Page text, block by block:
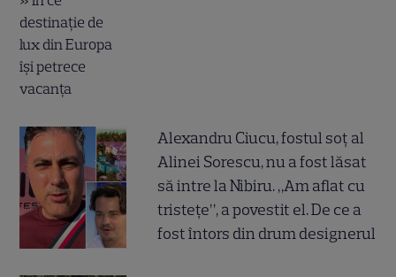
Alexandru Ciucu, fostul soț al
Alinei Sorescu, nu a fost lăsat
să intre la Nibiru. „Am aflat cu
tristețe”, a povestit el. De ce a
fost întors din drum designerul